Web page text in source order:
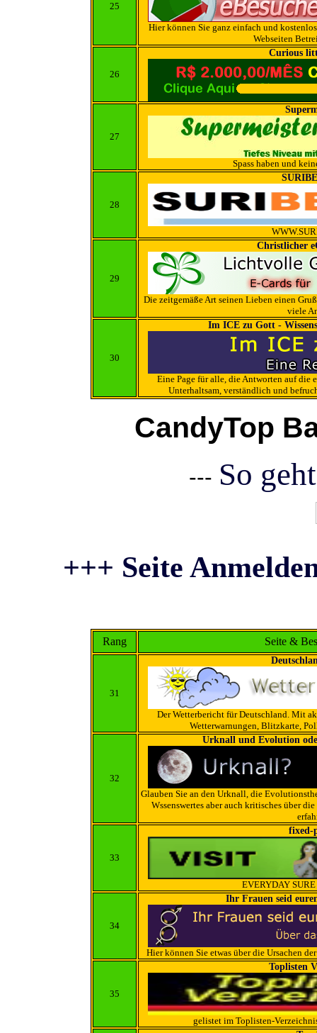
25
Hier können Sie ganz einfach und
Webseiten
26
Curious
27
Spass haben und
28
29
Christlicher
Die zeitgemäße Art seinen Lieben einen
viele
30
Im ICE zu Gott -
Eine Page für alle, die Antworten auf die
Unterhaltsam, verständlich und
CandyTop
--- So
+++ Seite
Rang Seite &
31
Der Wetterbericht für Deutschland. Mit
Wetterwarnungen, Blitzkarte,
32
Urknall und Evolution
Glauben Sie an den Urknall, die
Wssenswertes aber auch kritisches über
33
fixed-
EVERYDAY
34
Ihr Frauen seid
Hier können Sie etwas über die Ursachen
35
Toplisten
gelistet im Toplisten-